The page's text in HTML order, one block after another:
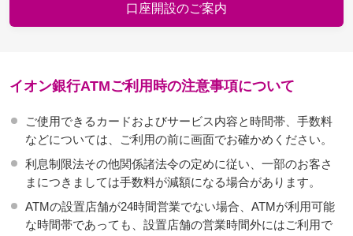
口座開設のご案内
イオン銀行ATMご利用時の注意事項について
ご使用できるカードおよびサービス内容と時間帯、手数料
などについては、ご利用の前に画面でお確かめください。
利息制限法その他関係諸法令の定めに従い、一部のお客さ
まにつきましては手数料が減額になる場合があります。
ATMの設置店舗が24時間営業でない場合、ATMが利用可能
な時間帯であっても、設置店舗の営業時間外にはご利用で